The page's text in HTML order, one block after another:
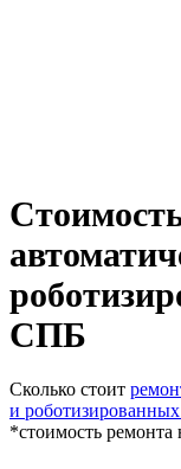
СПБ
Сколько стоит
и
*стоимость ремонта